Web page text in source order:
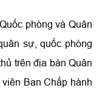
phòng và Quân
sự, quốc phòng
trên địa bàn Quân
Ban Chấp hành